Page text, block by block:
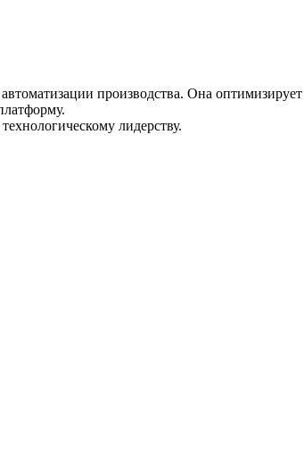
производства. Она
лидерству.